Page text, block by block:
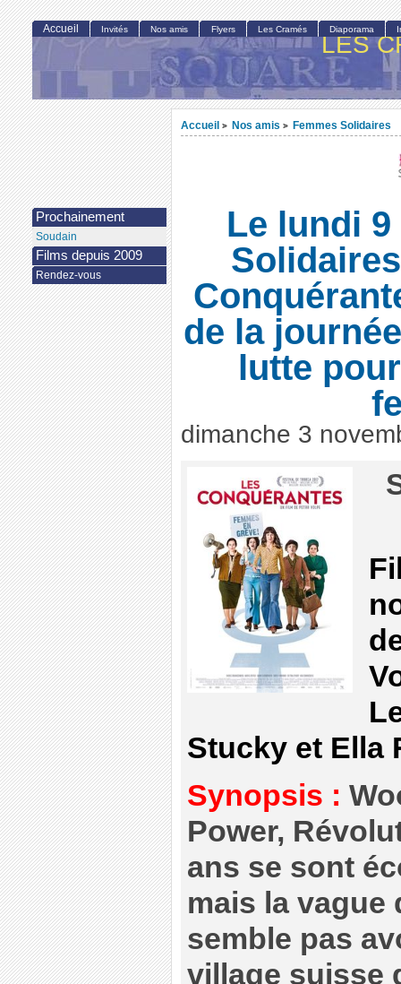
LES
Accueil > Nos amis > Femmes Solidaires
Le lundi
de la
lutte
dimanche 3
Stucky et Ella
Synopsis :
Power,
ans se sont
mais la vague
semble pas
village suisse
Accueil Invités Nos amis Flyers Les Cramés Diaporama
Prochainement
Soudain
Films depuis 2009
Rendez-vous